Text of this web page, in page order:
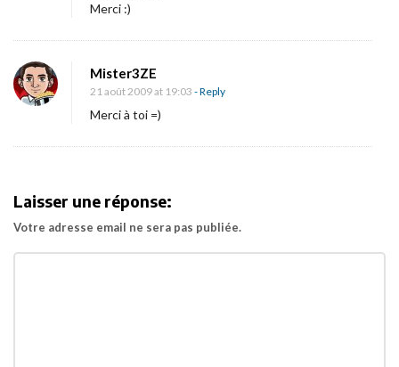
Merci :)
Mister3ZE
21 août 2009 at 19:03 - Reply
Merci à toi =)
Laisser une réponse:
Votre adresse email ne sera pas publiée.